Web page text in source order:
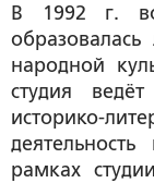
В 1992 г.
образовалась
народной
студия
историко-
рамках